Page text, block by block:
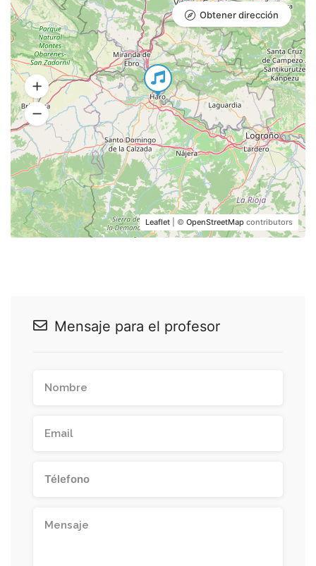
Leaflet | © OpenStreetMap contributors
Obtener dirección
Mensaje para el profesor